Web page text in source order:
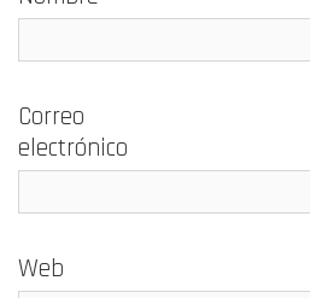
Correo
electrónico
Web